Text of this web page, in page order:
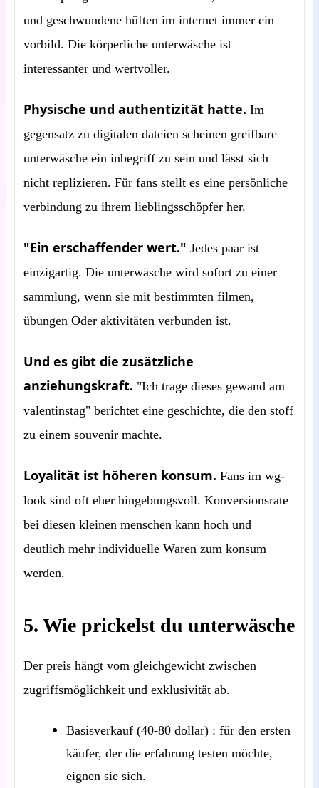
und geschwundene hüften im internet immer ein
vorbild. Die körperliche unterwäsche ist
interessanter und wertvoller.
Physische und authentizität hatte. Im
gegensatz zu digitalen dateien scheinen greifbare
unterwäsche ein inbegriff zu sein und lässt sich
nicht replizieren. Für fans stellt es eine persönliche
verbindung zu ihrem lieblingsschöpfer her.
"Ein erschaffender wert." Jedes paar ist
einzigartig. Die unterwäsche wird sofort zu einer
sammlung, wenn sie mit bestimmten filmen,
übungen Oder aktivitäten verbunden ist.
Und es gibt die zusätzliche
anziehungskraft. "Ich trage dieses gewand am
valentinstag" berichtet eine geschichte, die den stoff
zu einem souvenir machte.
Loyalität ist höheren konsum. Fans im wg-
look sind oft eher hingebungsvoll. Konversionsrate
bei diesen kleinen menschen kann hoch und
deutlich mehr individuelle Waren zum konsum
werden.
5. Wie prickelst du unterwäsche
Der preis hängt vom gleichgewicht zwischen
zugriffsmöglichkeit und exklusivität ab.
Basisverkauf (40-80 dollar) : für den ersten
käufer, der die erfahrung testen möchte,
eignen sie sich.